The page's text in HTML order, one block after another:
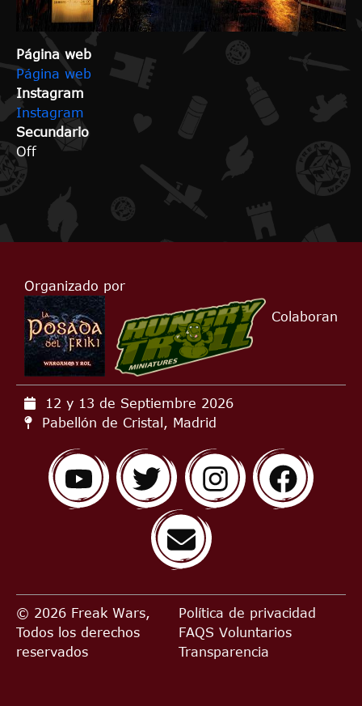
Página web
Página web
Instagram
Instagram
Secundario
Off
Organizado por
Colaboran
12 y 13 de Septiembre 2026
Pabellón de Cristal, Madrid
© 2026 Freak Wars,
Todos los derechos
reservados
Política de privacidad
FAQS Voluntarios
Transparencia